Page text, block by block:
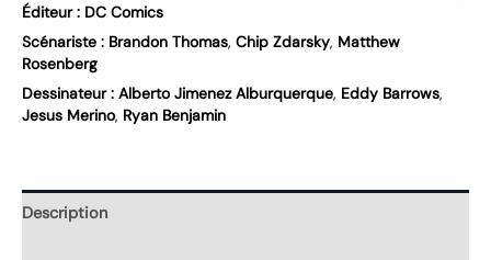
Éditeur : DC Comics
Scénariste : Brandon Thomas, Chip Zdarsky, Matthew
Rosenberg
Dessinateur : Alberto Jimenez Alburquerque, Eddy Barrows,
Jesus Merino, Ryan Benjamin
Description